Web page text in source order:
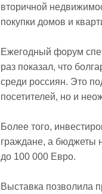
вторичной
покупки домов и
Ежегодный форум
раз показал, что
среди россиян. Это
посетителей, но и
Более того,
граждане, а бюджеты
до 100 000 Евро.
Выставка позволила